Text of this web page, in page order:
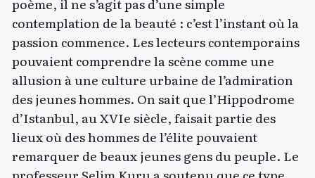
contemplation de la beauté : c’est l’instant où la
passion commence. Les lecteurs contemporains
pouvaient comprendre la scène comme une
allusion à une culture urbaine de l’admiration
des jeunes hommes. On sait que l’Hippodrome
d’Istanbul, au XVIe siècle, faisait partie des
lieux où des hommes de l’élite pouvaient
remarquer de beaux jeunes gens du peuple. Le
professeur Selim Kuru a soutenu que ce type